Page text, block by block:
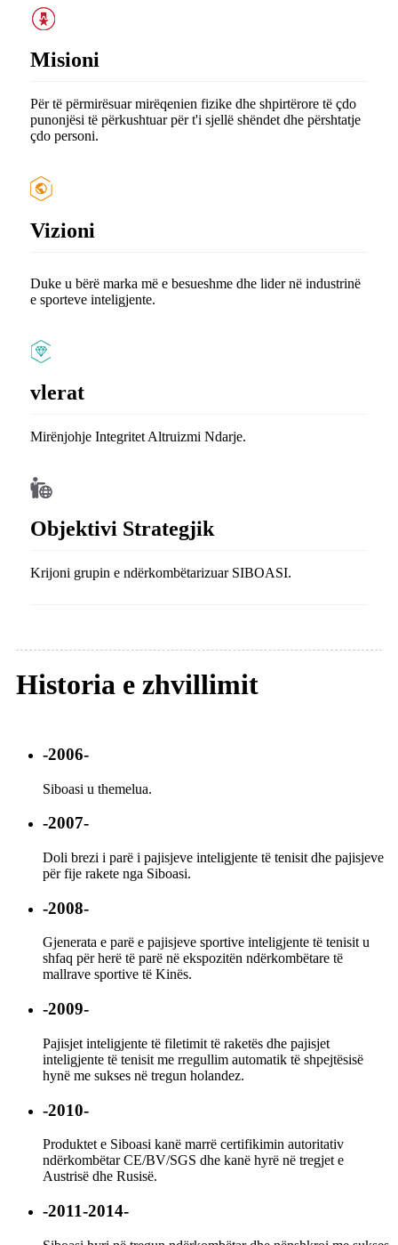
Misioni
Për të përmirësuar mirëqenien fizike dhe shpirtërore të çdo
punonjësi të përkushtuar për t'i sjellë shëndet dhe përshtatje
çdo personi.
Vizioni
Duke u bërë marka më e besueshme dhe lider në industrinë
e sporteve inteligjente.
vlerat
Mirënjohje Integritet Altruizmi Ndarje.
Objektivi Strategjik
Krijoni grupin e ndërkombëtarizuar SIBOASI.
Historia e zhvillimit
-2006-
Siboasi u themelua.
-2007-
Doli brezi i parë i pajisjeve inteligjente të tenisit dhe pajisjeve
për fije rakete nga Siboasi.
-2008-
Gjenerata e parë e pajisjeve sportive inteligjente të tenisit u
shfaq për herë të parë në ekspozitën ndërkombëtare të
mallrave sportive të Kinës.
-2009-
Pajisjet inteligjente të filetimit të raketës dhe pajisjet
inteligjente të tenisit me rregullim automatik të shpejtësisë
hynë me sukses në tregun holandez.
-2010-
Produktet e Siboasi kanë marrë certifikimin autoritativ
ndërkombëtar CE/BV/SGS dhe kanë hyrë në tregjet e
Austrisë dhe Rusisë.
-2011-2014-